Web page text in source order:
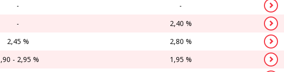
-
-
-
2,40 %
2,45 %
2,80 %
- 2,95 %
1,95 %